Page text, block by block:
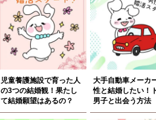
児童養護施設で育った人
の3つの結婚観！果たし
て結婚願望はあるの？
大手自動車メーカ
性と結婚したい！
男子と出会う方法